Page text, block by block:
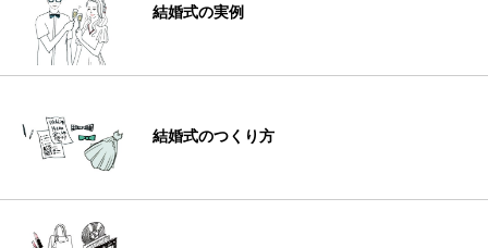
結婚式の実例
結婚式のつくり方